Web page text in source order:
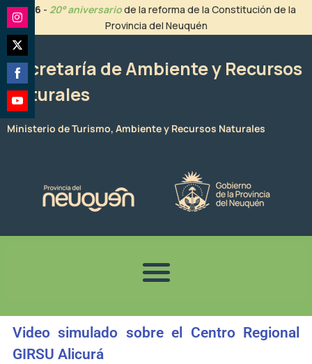
contenido
2026 - 20° aniversariode la reforma de la Constitución de la
Provincia del Neuquén
Secretaría de Ambiente y Recursos
Naturales
Ministerio de Turismo, Ambiente y Recursos Naturales
Video simulado sobre el Centro Regional
GIRSU Alicurá
Share
on
Instagram
Share
on
Twitter
Share
on
Facebook
Share
on